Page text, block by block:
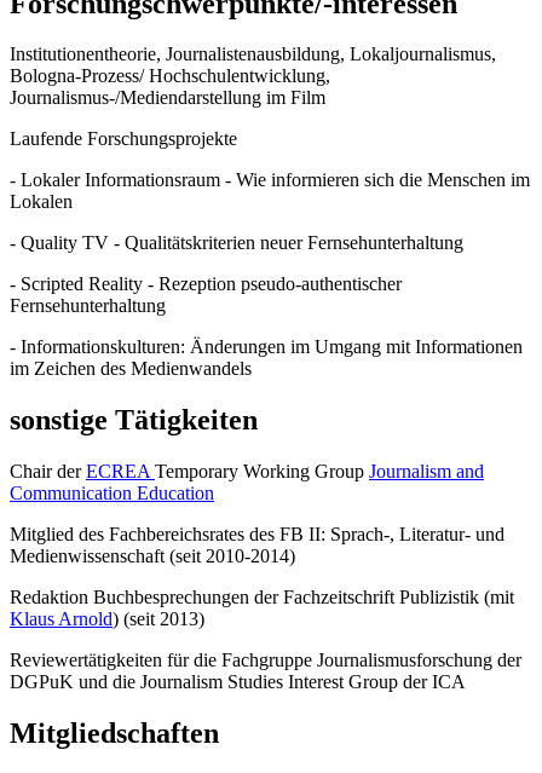
Institutionentheorie, Journalistenausbildung, Lokaljournalismus,
Bologna-Prozess/ Hochschulentwicklung,
Journalismus-/Mediendarstellung im Film
Laufende Forschungsprojekte
- Lokaler Informationsraum - Wie informieren sich die Menschen im
Lokalen
- Quality TV - Qualitätskriterien neuer Fernsehunterhaltung
- Scripted Reality - Rezeption pseudo-authentischer
Fernsehunterhaltung
- Informationskulturen: Änderungen im Umgang mit Informationen
im Zeichen des Medienwandels
sonstige Tätigkeiten
Chair derECREA Temporary Working Group Journalism and
Communication Education
Mitglied des Fachbereichsrates des FB II: Sprach-, Literatur- und
Medienwissenschaft (seit 2010-2014)
Redaktion Buchbesprechungen der Fachzeitschrift Publizistik (mit
Klaus Arnold) (seit 2013)
Reviewertätigkeiten für die Fachgruppe Journalismusforschung der
DGPuK und die Journalism Studies Interest Group der ICA
Mitgliedschaften